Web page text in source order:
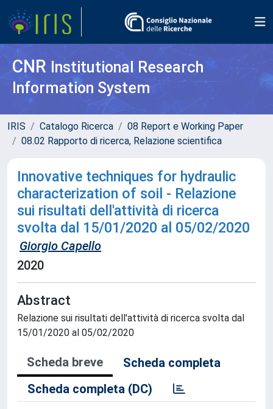
CNR Institutional Research
Information System
IRIS Catalogo Ricerca
08 Report e Working Paper
08.02 Rapporto di ricerca, Relazione scientifica
Innovative techniques for hydraulic
characterization of soil - Relazione
sui risultati dell'attività di ricerca
svolta dal 15/01/2020 al 05/02/2020
Giorgio Capello
2020
Abstract
Relazione sui risultati dell'attività di ricerca svolta dal
15/01/2020 al 05/02/2020
Scheda breve
Scheda completa
Scheda completa (DC)